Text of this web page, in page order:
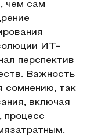
чем сам
ИТ-
перспектив
Важность
сомнению, так
включая
процесс